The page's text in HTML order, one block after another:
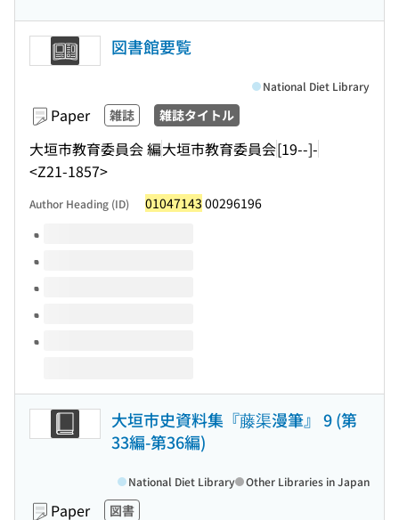
図書館要覧
Paper 雑誌 雑誌タイトル
大垣市教育委員会 編大垣市教育委員会[19--]-
<Z21-1857>
National Diet Library
Author Heading (ID) 01047143 00296196
Volumes of this title
大垣市史資料集『藤渠漫筆』 9 (第
33編-第36編)
Paper 図書
National Diet Library Other Libraries in Japan